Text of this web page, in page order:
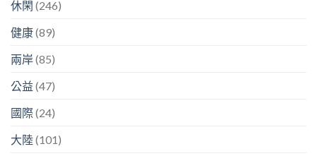
休閑 (246)
健康(89)
兩岸(85)
公益 (47)
國際(24)
大陸(101)